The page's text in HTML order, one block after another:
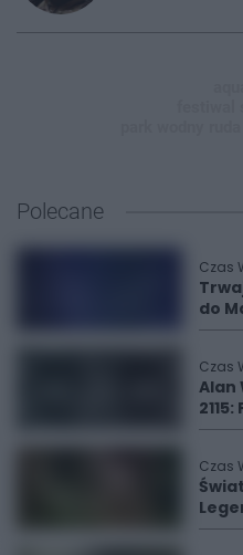
Polecane
Czas
do
Czas
Alan
Czas